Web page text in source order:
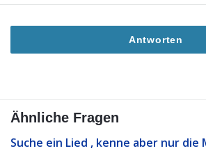
Antworten
Ähnliche Fragen
Suche ein Lied , kenne aber nur die